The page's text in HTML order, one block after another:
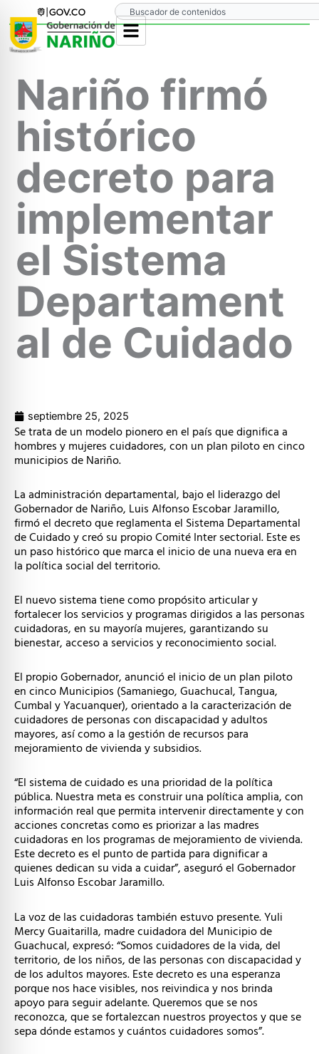
contenido
Search
Nariño firmó
histórico
decreto para
implementar
el Sistema
Departament
al de Cuidado
septiembre 25, 2025
Se trata de un modelo pionero en el país que dignifica a
hombres y mujeres cuidadores, con un plan piloto en cinco
municipios de Nariño.
La administración departamental, bajo el liderazgo del
Gobernador de Nariño, Luis Alfonso Escobar Jaramillo,
firmó el decreto que reglamenta el Sistema Departamental
de Cuidado y creó su propio Comité Inter sectorial. Este es
un paso histórico que marca el inicio de una nueva era en
la política social del territorio.
El nuevo sistema tiene como propósito articular y
fortalecer los servicios y programas dirigidos a las personas
cuidadoras, en su mayoría mujeres, garantizando su
bienestar, acceso a servicios y reconocimiento social.
El propio Gobernador, anunció el inicio de un plan piloto
en cinco Municipios (Samaniego, Guachucal, Tangua,
Cumbal y Yacuanquer), orientado a la caracterización de
cuidadores de personas con discapacidad y adultos
mayores, así como a la gestión de recursos para
mejoramiento de vivienda y subsidios.
“El sistema de cuidado es una prioridad de la política
pública. Nuestra meta es construir una política amplia, con
información real que permita intervenir directamente y con
acciones concretas como es priorizar a las madres
cuidadoras en los programas de mejoramiento de vivienda.
Este decreto es el punto de partida para dignificar a
quienes dedican su vida a cuidar”, aseguró el Gobernador
Luis Alfonso Escobar Jaramillo.
La voz de las cuidadoras también estuvo presente. Yuli
Mercy Guaitarilla, madre cuidadora del Municipio de
Guachucal, expresó: “Somos cuidadores de la vida, del
territorio, de los niños, de las personas con discapacidad y
de los adultos mayores. Este decreto es una esperanza
porque nos hace visibles, nos reivindica y nos brinda
apoyo para seguir adelante. Queremos que se nos
reconozca, que se fortalezcan nuestros proyectos y que se
sepa dónde estamos y cuántos cuidadores somos”.